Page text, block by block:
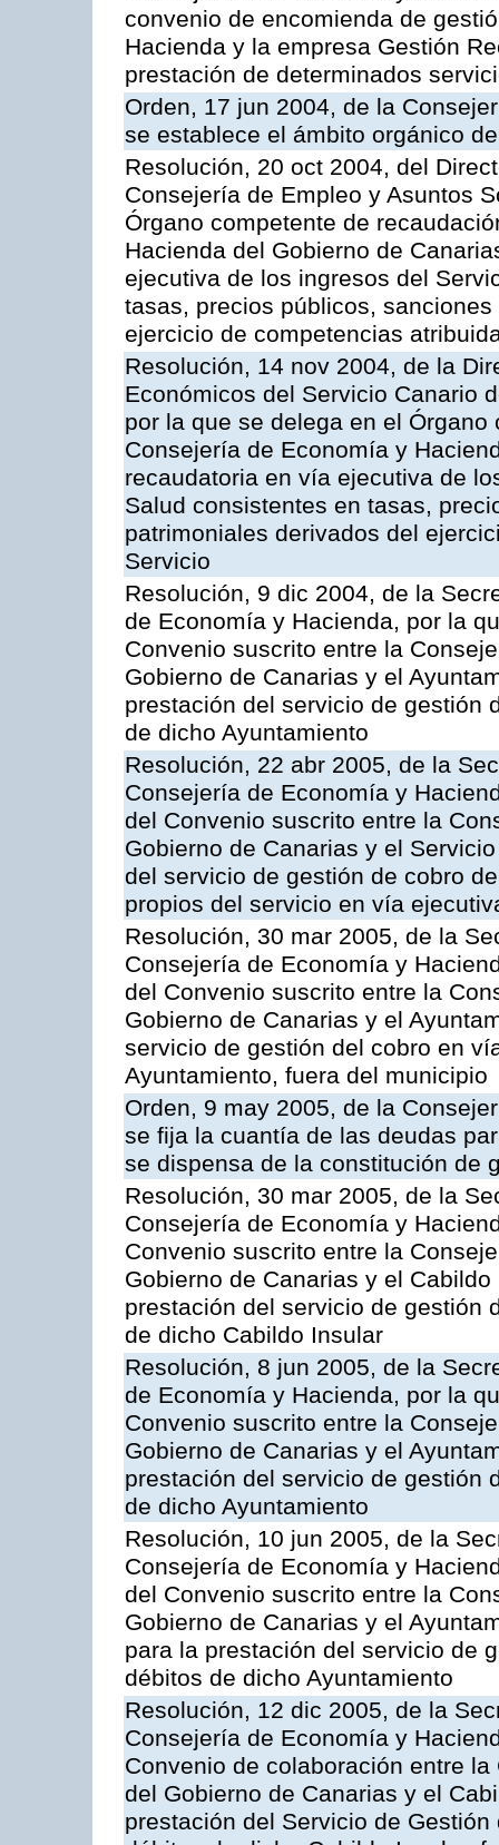
convenio de encomienda de
Hacienda y la empresa Gestión
prestación de determinados
Orden, 17 jun 2004, de la
se establece el ámbito orgánico
Resolución, 20 oct 2004, del
Consejería de Empleo y Asuntos
Órgano competente de
Hacienda del Gobierno de
ejecutiva de los ingresos del
tasas, precios públicos,
ejercicio de competencias
Resolución, 14 nov 2004, de la
Económicos del Servicio Canario
por la que se delega en el
Consejería de Economía y
recaudatoria en vía ejecutiva de
Salud consistentes en tasas,
patrimoniales derivados del
Servicio
Resolución, 9 dic 2004, de la
de Economía y Hacienda, por la
Convenio suscrito entre la
Gobierno de Canarias y el
prestación del servicio de gestión
de dicho Ayuntamiento
Resolución, 22 abr 2005, de la
Consejería de Economía y
del Convenio suscrito entre la
Gobierno de Canarias y el
del servicio de gestión de cobro
propios del servicio en vía
Resolución, 30 mar 2005, de la
Consejería de Economía y
del Convenio suscrito entre la
Gobierno de Canarias y el
servicio de gestión del cobro en
Ayuntamiento, fuera del municipio
Orden, 9 may 2005, de la
se fija la cuantía de las deudas
se dispensa de la constitución de
Resolución, 30 mar 2005, de la
Consejería de Economía y
Convenio suscrito entre la
Gobierno de Canarias y el
prestación del servicio de gestión
de dicho Cabildo Insular
Resolución, 8 jun 2005, de la
de Economía y Hacienda, por la
Convenio suscrito entre la
Gobierno de Canarias y el
prestación del servicio de gestión
de dicho Ayuntamiento
Resolución, 10 jun 2005, de la
Consejería de Economía y
del Convenio suscrito entre la
Gobierno de Canarias y el
para la prestación del servicio de
débitos de dicho Ayuntamiento
Resolución, 12 dic 2005, de la
Consejería de Economía y
Convenio de colaboración entre
del Gobierno de Canarias y el
prestación del Servicio de